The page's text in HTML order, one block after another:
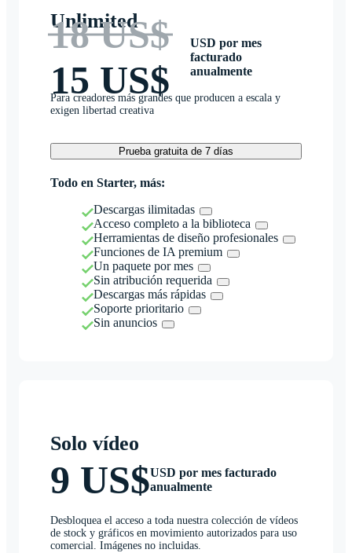
Unlimited
18 US$
15 US$
USD por mes
facturado
anualmente
Para creadores más grandes que producen a escala y
exigen libertad creativa
Prueba gratuita de 7 días
Todo en Starter, más:
Descargas ilimitadas
Acceso completo a la biblioteca
Herramientas de diseño profesionales
Funciones de IA premium
Un paquete por mes
Sin atribución requerida
Descargas más rápidas
Soporte prioritario
Sin anuncios
Solo vídeo
9 US$USD por mes facturado
anualmente
Desbloquea el acceso a toda nuestra colección de vídeos
de stock y gráficos en movimiento autorizados para uso
comercial. Imágenes no incluidas.